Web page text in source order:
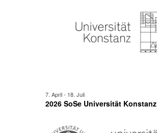
2026 SoSe Universität Konstanz
7. April- 18. Juli